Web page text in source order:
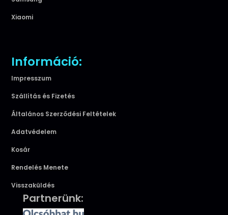
Xiaomi
Információ:
Impresszum
Szállítás és Fizetés
Általános Szerződési Feltételek
Adatvédelem
Kosár
Rendelés Menete
Visszaküldés
Partnerünk: